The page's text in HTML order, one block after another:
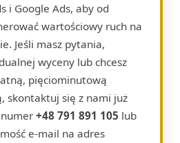
i Google Ads, aby od
wartościowy ruch na
Jeśli masz pytania,
wyceny lub chcesz
pięciominutową
skontaktuj się z nami już
+48 791 891 105 lub
e-mail na adres